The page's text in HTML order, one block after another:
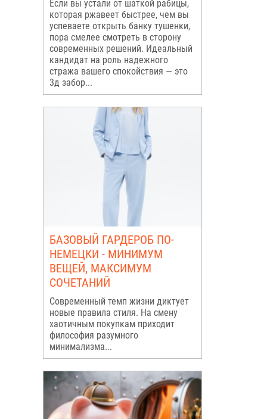
Если вы устали от шаткой рабицы,
которая ржавеет быстрее, чем вы
успеваете открыть банку тушенки,
пора смелее смотреть в сторону
современных решений. Идеальный
кандидат на роль надежного
стража вашего спокойствия — это
3д забор...
БАЗОВЫЙ ГАРДЕРОБ ПО-
НЕМЕЦКИ - МИНИМУМ
ВЕЩЕЙ, МАКСИМУМ
СОЧЕТАНИЙ
Современный темп жизни диктует
новые правила стиля. На смену
хаотичным покупкам приходит
философия разумного
минимализма...